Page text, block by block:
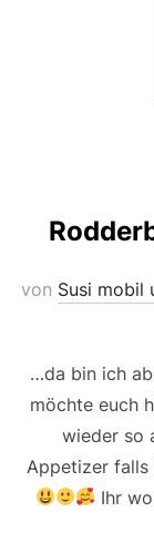
von Susi mobil
…da bin ich
möchte euch
wieder so
Appetizer falls
Ihr